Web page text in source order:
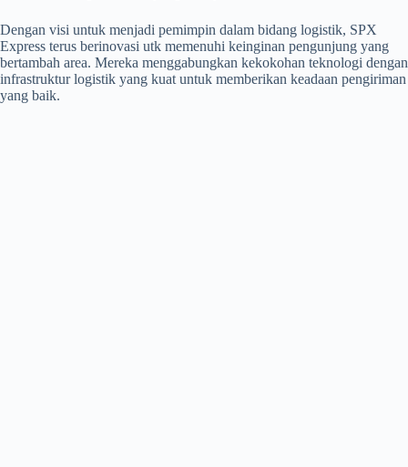
Dengan visi untuk menjadi pemimpin dalam bidang logistik, SPX
Express terus berinovasi utk memenuhi keinginan pengunjung yang
bertambah area. Mereka menggabungkan kekokohan teknologi dengan
infrastruktur logistik yang kuat untuk memberikan keadaan pengiriman
yang baik.